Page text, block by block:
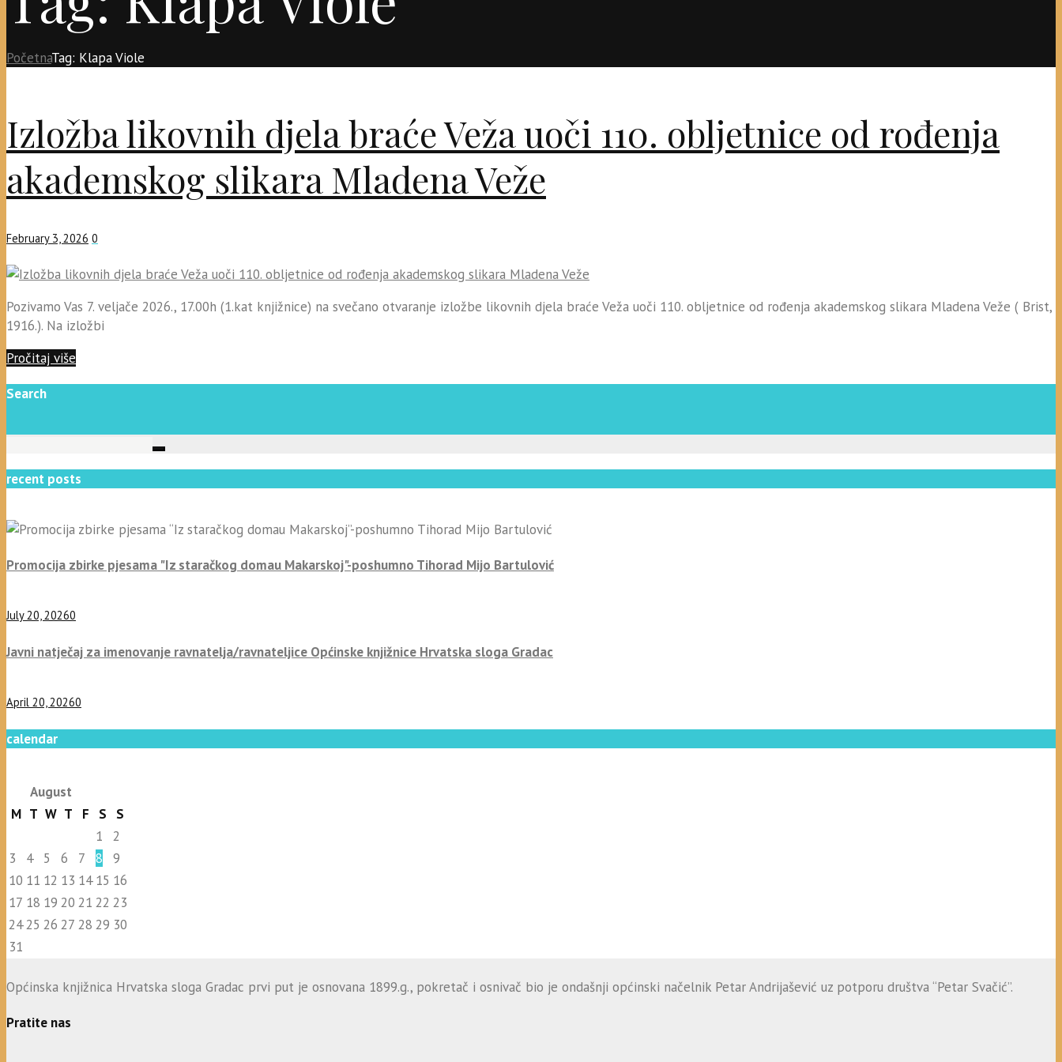
PočetnaTag: Klapa Viole
Izložba likovnih djela braće Veža uoči 110. obljetnice od rođenja
akademskog slikara Mladena Veže
February 3, 2026 0
Pozivamo Vas 7. veljače 2026., 17.00h (1.kat knjižnice) na svečano otvaranje izložbe likovnih djela braće Veža uoči 110. obljetnice od rođenja akademskog slikara Mladena Veže ( Brist,
1916.). Na izložbi
Pročitaj više
Search
recent posts
Promocija zbirke pjesama "Iz staračkog domau Makarskoj"-poshumno Tihorad Mijo Bartulović
July 20, 20260
Javni natječaj za imenovanje ravnatelja/ravnateljice Općinske knjižnice Hrvatska sloga Gradac
April 20, 20260
calendar
August
M T W T F S
S
1
2
3
4 5 6 7 8
9
10 11 12 13 14 15 16
17 18 19 20 21 22 23
2425 26 27 28 29 30
31
Općinska knjižnica Hrvatska sloga Gradac prvi put je osnovana 1899.g., pokretač i osnivač bio je ondašnji općinski načelnik Petar Andrijašević uz potporu društva “Petar Svačić”.
Pratite nas